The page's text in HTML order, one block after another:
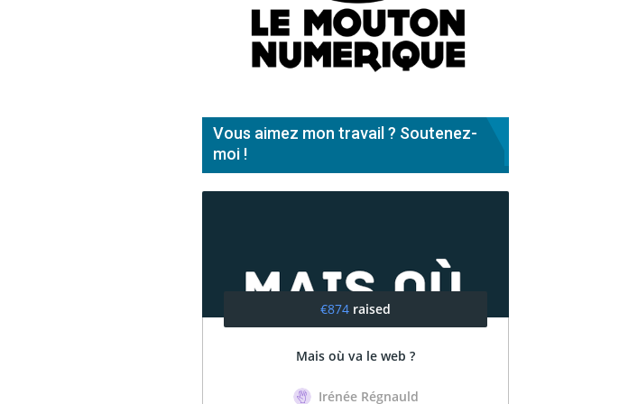
Vous aimez mon travail ? Soutenez-
moi !